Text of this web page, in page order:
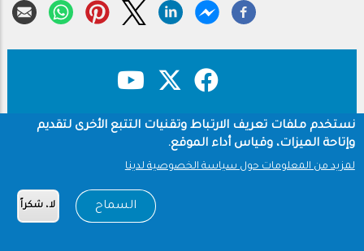
Footer حقوق النشر
سياسة الخصوصية
شروط الاستخدام
نستخدم ملفات تعريف الارتباط وتقنيات التتبع الأخرى لتقديم
وإتاحة الميزات، وقياس أداء الموقع.
لمزيد من المعلومات حول سياسة الخصوصية لدينا
السماح لا، شكراً